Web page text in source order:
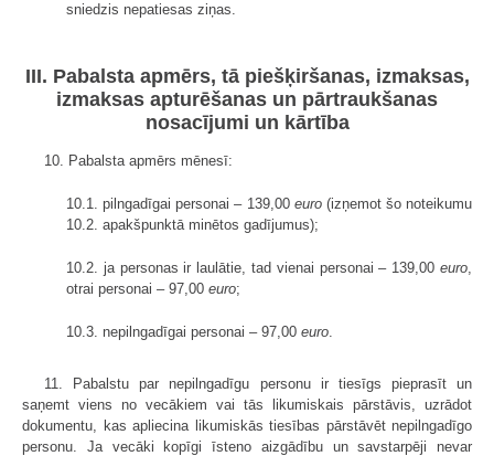
sniedzis nepatiesas ziņas.
III. Pabalsta apmērs, tā piešķiršanas, izmaksas,
izmaksas apturēšanas un pārtraukšanas
nosacījumi un kārtība
10. Pabalsta apmērs mēnesī:
10.1. pilngadīgai personai – 139,00 euro(izņemot šo noteikumu
10.2. apakšpunktā minētos gadījumus);
10.2. ja personas ir laulātie, tad vienai personai – 139,00 euro
otrai personai – 97,00 euro;
10.3. nepilngadīgai personai – 97,00 euro
11. Pabalstu par nepilngadīgu personu ir tiesīgs pieprasīt un
saņemt viens no vecākiem vai tās likumiskais pārstāvis, uzrādot
dokumentu, kas apliecina likumiskās tiesības pārstāvēt nepilngadīgo
personu. Ja vecāki kopīgi īsteno aizgādību un savstarpēji nevar